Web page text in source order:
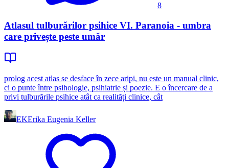
8
Atlasul tulburărilor psihice VI. Paranoia - umbra
care privește peste umăr
prolog acest atlas se desface în zece aripi, nu este un manual clinic,
ci o punte între psihologie, psihiatrie și poezie. E o încercare de a
privi tulburările psihice atât ca realități clinice, cât
EKErika Eugenia Keller